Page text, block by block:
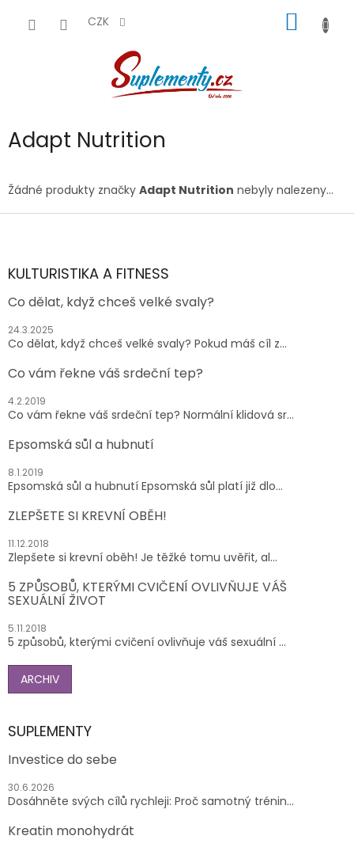
CZK
KOŠÍK
Adapt Nutrition
Žádné produkty značky Adapt Nutrition nebyly nalezeny...
Z
aKULTURISTIKA A FITNESS
Co dělat, když chceš velké svaly?
24.3.2025
Co dělat, když chceš velké svaly? Pokud máš cíl z...
Co vám řekne váš srdeční tep?
4.2.2019
Co vám řekne váš srdeční tep? Normální klidová sr...
Epsomská sůl a hubnutí
8.1.2019
Epsomská sůl a hubnutí Epsomská sůl platí již dlo...
ZLEPŠETE SI KREVNÍ OBĚH!
11.12.2018
Zlepšete si krevní oběh! Je těžké tomu uvěřit, al...
5 ZPŮSOBŮ, KTERÝMI CVIČENÍ OVLIVŇUJE VÁŠ
SEXUÁLNÍ ŽIVOT
5.11.2018
5 způsobů, kterými cvičení ovlivňuje váš sexuální ...
ARCHIV
SUPLEMENTY
Investice do sebe
30.6.2026
Dosáhněte svých cílů rychleji: Proč samotný trénin...
Kreatin monohydrát